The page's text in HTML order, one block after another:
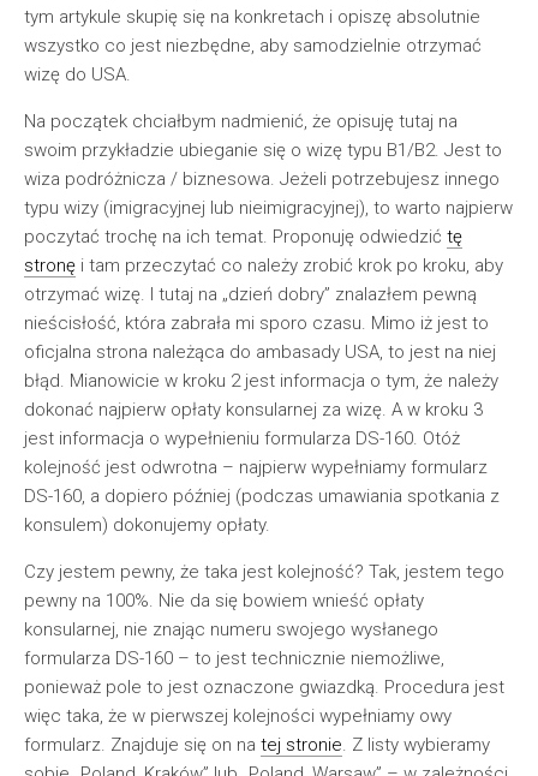
tym artykule skupię się na konkretach i opiszę absolutnie
wszystko co jest niezbędne, aby samodzielnie otrzymać
wizę do USA.
Na początek chciałbym nadmienić, że opisuję tutaj na
swoim przykładzie ubieganie się o wizę typu B1/B2. Jest to
wiza podróżnicza / biznesowa. Jeżeli potrzebujesz innego
typu wizy (imigracyjnej lub nieimigracyjnej), to warto najpierw
poczytać trochę na ich temat. Proponuję odwiedzić tę
stronę i tam przeczytać co należy zrobić krok po kroku, aby
otrzymać wizę. I tutaj na „dzień dobry” znalazłem pewną
nieścisłość, która zabrała mi sporo czasu. Mimo iż jest to
oficjalna strona należąca do ambasady USA, to jest na niej
błąd. Mianowicie w kroku 2 jest informacja o tym, że należy
dokonać najpierw opłaty konsularnej za wizę. A w kroku 3
jest informacja o wypełnieniu formularza DS-160. Otóż
kolejność jest odwrotna – najpierw wypełniamy formularz
DS-160, a dopiero później (podczas umawiania spotkania z
konsulem) dokonujemy opłaty.
Czy jestem pewny, że taka jest kolejność? Tak, jestem tego
pewny na 100%. Nie da się bowiem wnieść opłaty
konsularnej, nie znając numeru swojego wysłanego
formularza DS-160 – to jest technicznie niemożliwe,
ponieważ pole to jest oznaczone gwiazdką. Procedura jest
więc taka, że w pierwszej kolejności wypełniamy owy
formularz. Znajduje się on na tej stronie. Z listy wybieramy